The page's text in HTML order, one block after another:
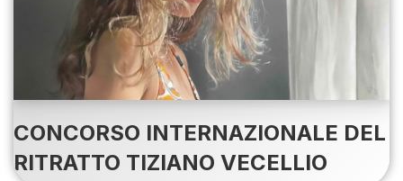
CONCORSO INTERNAZIONALE DEL
RITRATTO TIZIANO VECELLIO